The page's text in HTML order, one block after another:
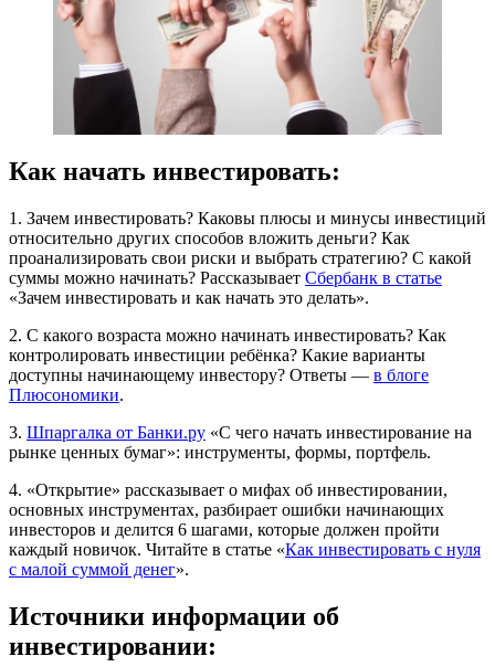
Как начать инвестировать:
1. Зачем инвестировать? Каковы плюсы и минусы инвестиций
относительно других способов вложить деньги? Как
проанализировать свои риски и выбрать стратегию? С какой
суммы можно начинать? Рассказывает Сбербанк в статье
«Зачем инвестировать и как начать это делать».
2. С какого возраста можно начинать инвестировать? Как
контролировать инвестиции ребёнка? Какие варианты
доступны начинающему инвестору? Ответы — в блоге
Плюсономики.
3. Шпаргалка от Банки.ру «С чего начать инвестирование на
рынке ценных бумаг»: инструменты, формы, портфель.
4. «Открытие» рассказывает о мифах об инвестировании,
основных инструментах, разбирает ошибки начинающих
инвесторов и делится 6 шагами, которые должен пройти
каждый новичок. Читайте в статье «Как инвестировать с нуля
с малой суммой денег».
Источники информации об
инвестировании: